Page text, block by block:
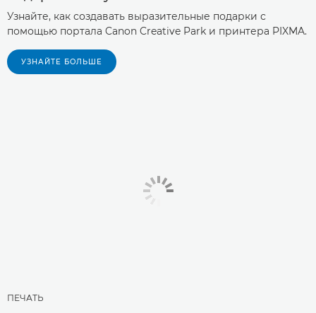
Узнайте, как создавать выразительные подарки с
помощью портала Canon Creative Park и принтера PIXMA.
УЗНАЙТЕ БОЛЬШЕ
ПЕЧАТЬ